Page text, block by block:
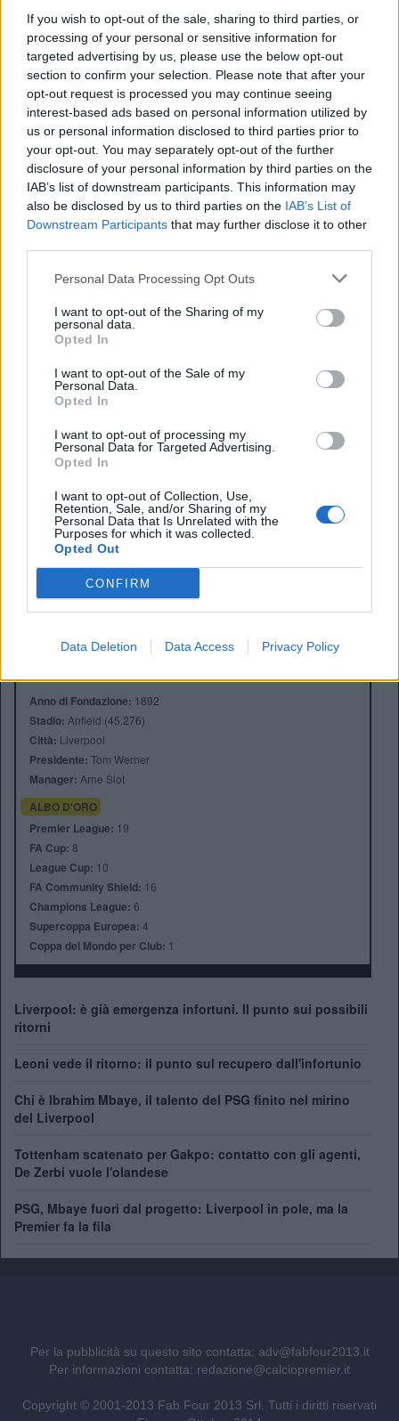
If you wish to opt-out of the sale, sharing to third parties, or
processing of your personal or sensitive information for
targeted advertising by us, please use the below opt-out
section to confirm your selection. Please note that after your
opt-out request is processed you may continue seeing
interest-based ads based on personal information utilized by
us or personal information disclosed to third parties prior to
your opt-out. You may separately opt-out of the further
disclosure of your personal information by third parties on the
IAB’s list of downstream participants. This information may
also be disclosed by us to third parties on the IAB’s List of
Downstream Participants that may further disclose it to other
Personal Data Processing Opt Outs
I want to opt-out of the Sharing of my
personal data.
Opted In
I want to opt-out of the Sale of my
Personal Data.
Opted In
I want to opt-out of processing my
Personal Data for Targeted Advertising.
Opted In
I want to opt-out of Collection, Use,
Retention, Sale, and/or Sharing of my
Personal Data that Is Unrelated with the
Purposes for which it was collected.
Opted Out
CONFIRM
Data Deletion Data Access Privacy Policy
Robertson. Sappiamo che non tocca la palla, ma cosa
fa?Beh, mentre la palla si muove verso di lui, a tre metri
dalla porta, proprio al centro dell’area di rigore,lui compie
un gesto chiaro: si abbassa. La palla gli passa appena
sopra la testa e finisce in porta nella metà dell’area di
rigore in cui si trova”.
“A quel punto”, continua Webb, “gli arbitri devono
esprimere un giudizio: quell’azione evidente ha avuto un
impatto su Donnarumma, il portiere, e sulla sua capacità di
parare la palla?Ed è qui che entra in gioco la
soggettività. Questo movimento influisce sulla capacità di
Donnarumma di tuffarsi verso la palla e pararla, secondo
l’arbitro. Una volta presa quella decisione sul campo, il
compito del VAR è quello di esaminarla e decidere se il
evidentemente sbagliato”.
Poi aggiunge: “
esaminare le prove fattuali, e quando vediamo le prove
fattuali di quella posizione del giocatore che si abbassa
l’esito del fuorigioco non è chiaramente e palesemente
sbagliato, e loro restano fuori”.
Anno di Fondazione: 1892
Stadio: Anfield (45.276)
Città: Liverpool
Presidente: Tom Werner
Manager: Arne Slot
ALBO D'ORO
Premier League: 19
FA Cup: 8
League Cup: 10
FA Community Shield: 16
Champions League: 6
Supercoppa Europea: 4
Coppa del Mondo per Club: 1
Liverpool: è già emergenza infortuni. Il punto sui possibili
ritorni
Leoni vede il ritorno: il punto sul recupero dall'infortunio
Chi è Ibrahim Mbaye, il talento del PSG finito nel mirino
del Liverpool
Tottenham scatenato per Gakpo: contatto con gli agenti,
De Zerbi vuole l'olandese
PSG, Mbaye fuori dal progetto: Liverpool in pole, ma la
Premier fa la fila
Per la pubblicità su questo sito contatta: adv@fabfour2013.it
Per informazioni contatta: redazione@calciopremier.it
Copyright © 2001-2013 Fab Four 2013 Srl. Tutti i diritti riservati